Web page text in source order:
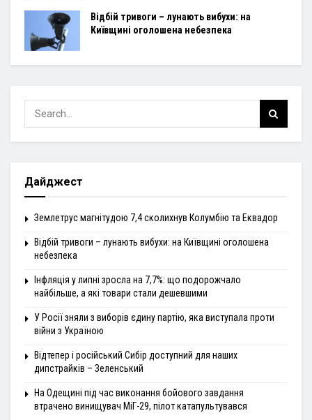
Відбій тривоги – лунають вибухи: на
Київщині оголошена небезпека
Дайджест
Землетрус магнітудою 7,4 сколихнув Колумбію та Еквадор
Відбій тривоги – лунають вибухи: на Київщині оголошена
небезпека
Інфляція у липні зросла на 7,7%: що подорожчало
найбільше, а які товари стали дешевшими
У Росії зняли з виборів єдину партію, яка виступала проти
війни з Україною
Відтепер і російський Сибір доступний для наших
дипстрайків – Зеленський
На Одещині під час виконання бойового завдання
втрачено винищувач МіГ-29, пілот катапультувався